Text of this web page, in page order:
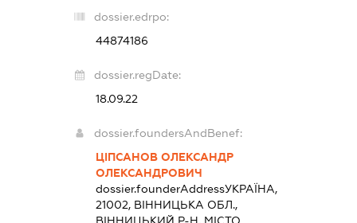
dossier.edrpo:
44874186
dossier.regDate:
18.09.22
dossier.foundersAndBenef:
ЦІПСАНОВ ОЛЕКСАНДР
ОЛЕКСАНДРОВИЧ
dossier.founderAddressУКРАЇНА,
21002, ВІННИЦЬКА ОБЛ.,